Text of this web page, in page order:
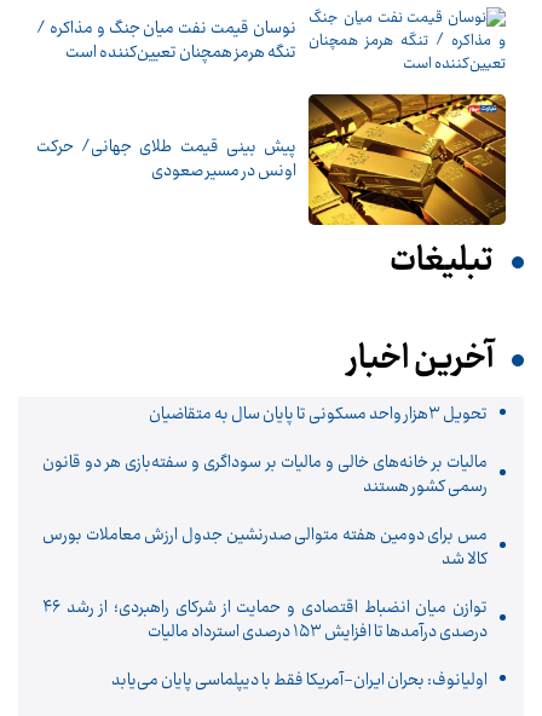
نوسان قیمت نفت میان جنگ و مذاکره /
تنگه هرمز همچنان تعیین‌کننده است
پیش بینی قیمت طلای جهانی/ حرکت
اونس در مسیر صعودی
تبلیغات
آخرین اخبار
تحویل ۳هزار واحد مسکونی تا پایان سال به متقاضیان
مالیات بر خانه‌های خالی و مالیات بر سوداگری و سفته‌بازی هر دو قانون
رسمی کشور هستند
مس برای دومین هفته متوالی صدرنشین جدول ارزش معاملات بورس
کالا شد
توازن میان انضباط اقتصادی و حمایت از شرکای راهبردی؛ از رشد ۴۶
درصدی درآمدها تا افزایش ۱۵۳ درصدی استرداد مالیات
اولیانوف: بحران ایران-آمریکا فقط با دیپلماسی پایان می‌یابد